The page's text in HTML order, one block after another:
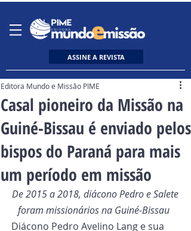
ASSINE A REVISTA
Casal pioneiro da Missão na
Guiné-Bissau é enviado pelos
bispos do Paraná para mais
um período em missão
Editora Mundo e Missão PIME
De 2015 a 2018, diácono Pedro e Salete
foram missionários na Guiné-Bissau
Diácono Pedro Avelino Lang e sua